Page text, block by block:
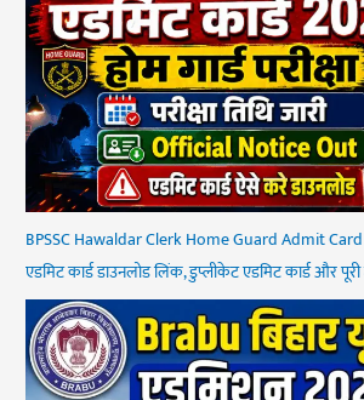
BPSSC Hawaldar Clerk Home Guard Admit Card
एडमिट कार्ड डाउनलोड लिंक, डुप्लीकेट एडमिट कार्ड और पूरी